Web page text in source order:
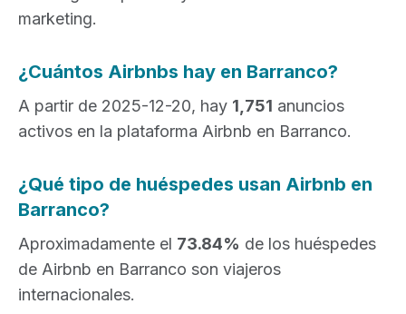
marketing.
¿Cuántos Airbnbs hay en Barranco?
A partir de 2025-12-20, hay 1,751 anuncios
activos en la plataforma Airbnb en Barranco.
¿Qué tipo de huéspedes usan Airbnb en
Barranco?
Aproximadamente el 73.84% de los huéspedes
de Airbnb en Barranco son viajeros
internacionales.